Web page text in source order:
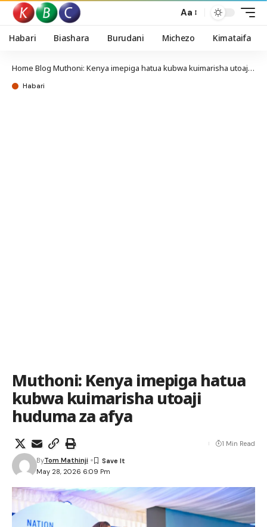
Aa
Habari Biashara Burudani Michezo Kimataifa
Home Blog Muthoni: Kenya imepiga hatua kubwa kuimarisha utoaji huduma za afya
Habari
Muthoni: Kenya imepiga hatua
kubwa kuimarisha utoaji
huduma za afya
May 28, 2026 6:09 Pm
ByTom Mathinji
1 Min Read